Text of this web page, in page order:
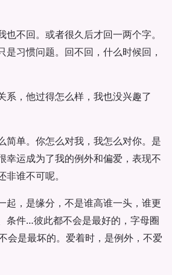
也不回。或者很久后才回一两个字。
是习惯问题。回不回，什么时候回，
系，他过得怎么样，我也没兴趣了
简单。你怎么对我，我怎么对你。是
幸运成为了我的例外和偏爱，表现不
谁不可呢。
起，是缘分，不是谁高谁一头，谁更
条件…彼此都不会是最好的，字母圈
会是最坏的。爱着时，是例外，不爱